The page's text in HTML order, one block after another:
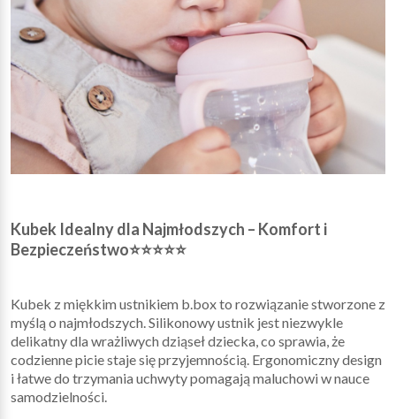
Kubek Idealny dla Najmłodszych – Komfort i
Bezpieczeństwo⭐⭐⭐⭐⭐
Kubek z miękkim ustnikiem b.box to rozwiązanie stworzone z
myślą o najmłodszych. Silikonowy ustnik jest niezwykle
delikatny dla wrażliwych dziąseł dziecka, co sprawia, że
codzienne picie staje się przyjemnością. Ergonomiczny design
i łatwe do trzymania uchwyty pomagają maluchowi w nauce
samodzielności.